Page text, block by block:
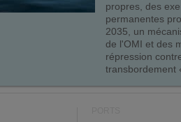
propres, des
permanentes
2035, un
de l'OMI et des
répression
transbordement